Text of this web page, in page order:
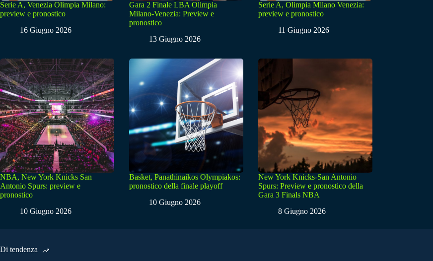
Serie A, Venezia Olimpia Milano:
preview e pronostico
16 Giugno 2026
Gara 2 Finale LBA Olimpia
Milano-Venezia: Preview e
pronostico
13 Giugno 2026
Serie A, Olimpia Milano Venezia:
preview e pronostico
11 Giugno 2026
NBA, New York Knicks San
Antonio Spurs: preview e
pronostico
10 Giugno 2026
Basket, Panathinaikos Olympiakos:
pronostico della finale playoff
10 Giugno 2026
New York Knicks-San Antonio
Spurs: Preview e pronostico della
Gara 3 Finals NBA
8 Giugno 2026
Di tendenza